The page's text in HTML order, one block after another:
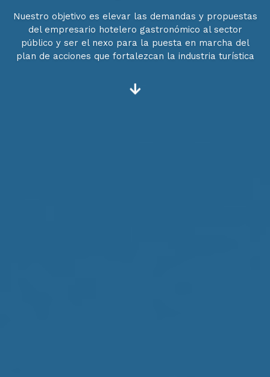
Nuestro objetivo es elevar las demandas y propuestas
del empresario hotelero gastronómico al sector
público y ser el nexo para la puesta en marcha del
plan de acciones que fortalezcan la industria turística